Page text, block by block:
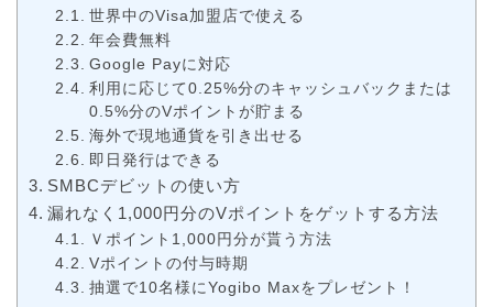
世界中のVisa加盟店で使える
年会費無料
Google Payに対応
利用に応じて0.25%分のキャッシュバックまたは
0.5%分のVポイントが貯まる
海外で現地通貨を引き出せる
即日発行はできる
SMBCデビットの使い方
漏れなく1,000円分のVポイントをゲットする方法
Ｖポイント1,000円分が貰う方法
Vポイントの付与時期
抽選で10名様にYogibo Maxをプレゼント！